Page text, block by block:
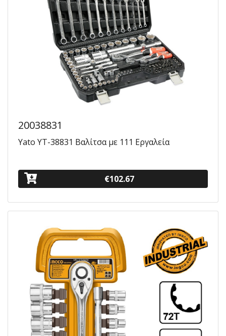
20038831
Yato YT-38831 Βαλίτσα με 111 Εργαλεία
€102.67